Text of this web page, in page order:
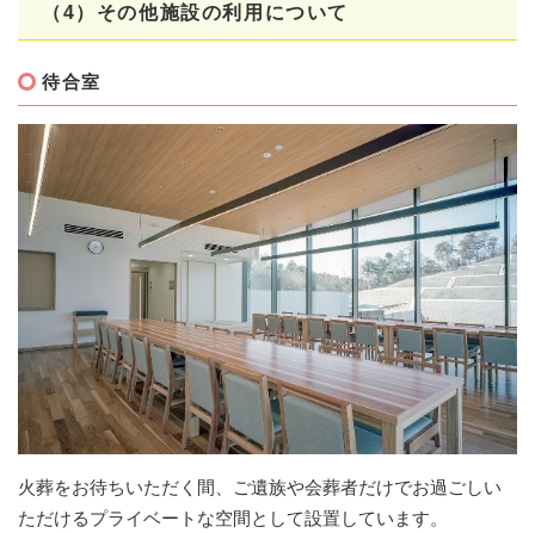
（4）その他施設の利用について​
待合室
火葬をお待ちいただく間、ご遺族や会葬者だけでお過ごしい
ただけるプライベートな空間として設置しています。